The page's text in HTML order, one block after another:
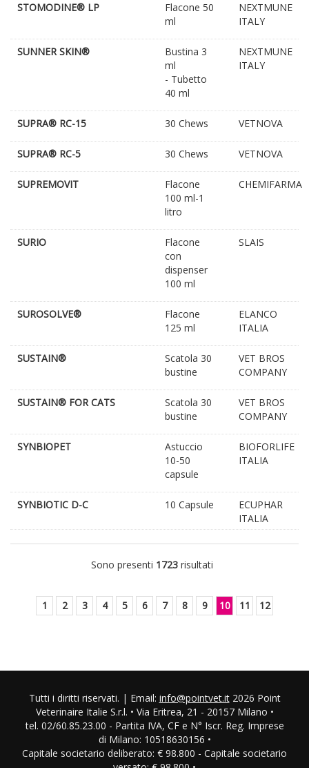
STOMODINE® LP
Flacone 50
ml
NEXTMUNE
ITALY
SUNNER SKIN®
Bustina 3
ml
- Tubetto
40 ml
NEXTMUNE
ITALY
SUPRA® RC-15 30 Chews VETNOVA
SUPRA® RC-5 30 Chews VETNOVA
SUPREMOVIT
Flacone
100 ml-1
litro
CHEMIFARMA
SURIO
Flacone
con
dispenser
100 ml
SLAIS
SUROSOLVE®
Flacone
125 ml
ELANCO
ITALIA
SUSTAIN®
Scatola 30
bustine
VET BROS
COMPANY
SUSTAIN® FOR CATS
Scatola 30
bustine
VET BROS
COMPANY
SYNBIOPET
Astuccio
10-50
capsule
BIOFORLIFE
ITALIA
SYNBIOTIC D-C 10 Capsule
ECUPHAR
ITALIA
Sono presenti 1723risultati
1 2 3 4 5 6 7 8 9 10 11 12
Tutti i diritti riservati. | Email: info@pointvet.it2026 Point
Veterinaire Italie S.r.l. • Via Eritrea, 21 - 20157 Milano •
tel. 02/60.85.23.00 - Partita IVA, CF e N° Iscr. Reg. Imprese
di Milano: 10518630156 •
Capitale societario deliberato: € 98.800 - Capitale societario